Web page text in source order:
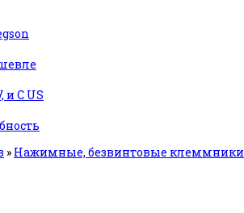
и C US
» Нажимные, безвинтовые клеммники